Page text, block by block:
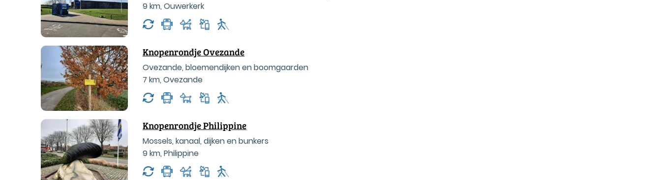
9 km, Ouwerkerk
Knopenrondje Ovezande
Ovezande, bloemendijken en boomgaarden
7 km, Ovezande
Knopenrondje Philippine
Mossels, kanaal, dijken en bunkers
9 km, Philippine